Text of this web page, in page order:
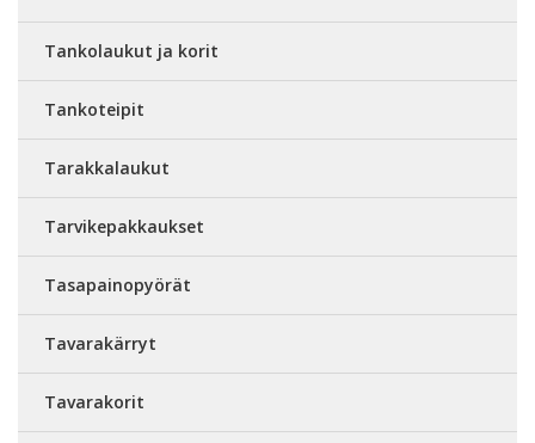
Tankolaukut ja korit
Tankoteipit
Tarakkalaukut
Tarvikepakkaukset
Tasapainopyörät
Tavarakärryt
Tavarakorit